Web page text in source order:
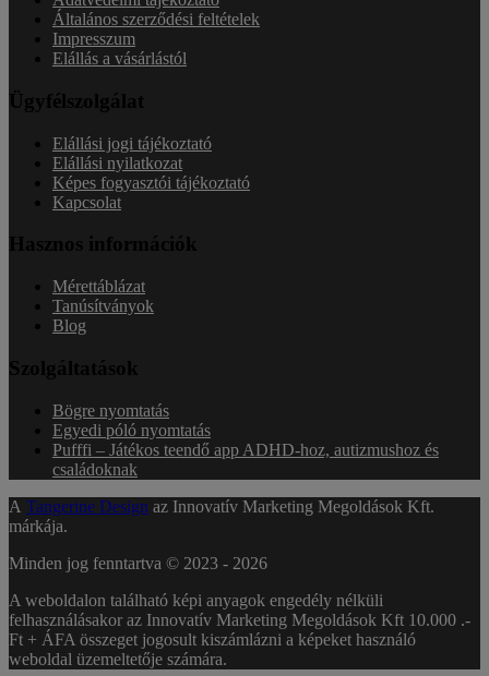
Általános szerződési feltételek
Impresszum
Elállás a vásárlástól
Ügyfélszolgálat
Elállási jogi tájékoztató
Elállási nyilatkozat
Képes fogyasztói tájékoztató
Kapcsolat
Hasznos információk
Mérettáblázat
Tanúsítványok
Blog
Szolgáltatások
Bögre nyomtatás
Egyedi póló nyomtatás
Pufffi – Játékos teendő app ADHD-hoz, autizmushoz és
családoknak
A Tangerine Design az Innovatív Marketing Megoldások Kft.
márkája.
Minden jog fenntartva © 2023 - 2026
A weboldalon található képi anyagok engedély nélküli
felhasználásakor az Innovatív Marketing Megoldások Kft 10.000 .-
Ft + ÁFA összeget jogosult kiszámlázni a képeket használó
weboldal üzemeltetője számára.